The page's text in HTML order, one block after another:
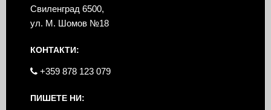
Свиленград 6500,
ул. М. Шомов №18
КОНТАКТИ:
+359 878 123 079
ПИШЕТЕ НИ: